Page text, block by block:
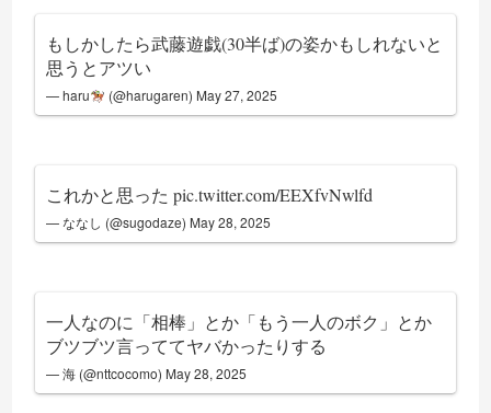
もしかしたら武藤遊戯(30半ば)の姿かもしれないと
思うとアツい
— haru (@harugaren) May 27, 2025
これかと思ったpic.twitter.com/EEXfvNwlfd
— ななし (@sugodaze) May 28, 2025
一人なのに「相棒」とか「もう一人のボク」とか
ブツブツ言っててヤバかったりする
— 海 (@nttcocomo) May 28, 2025